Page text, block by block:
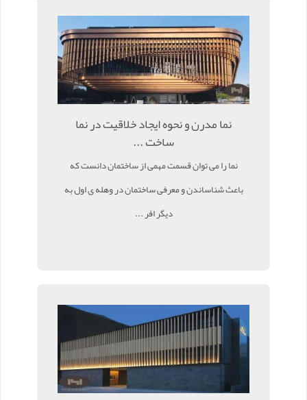
نما مدرن و نحوه ایجاد خلاقیت در نما
ساخت ...
نما را می توان قسمت مهمی از ساختمان دانست که
باعث شناساندن و معرفی ساختمان در وهله ی اول به
دیگر افر ...